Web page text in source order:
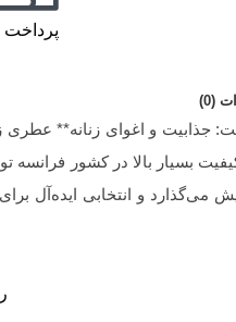
پرداخت
(0)
جذابیت و اغوای زنانه** عطری
کیفیت بسیار بالا در کشور
می‌گذارد و انتخابی ایده‌آل